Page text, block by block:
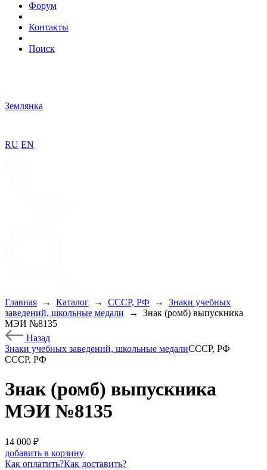
Форум
Контакты
Поиск
Землянка
RU EN
Главная → Каталог → СССР, РФ →
Знаки учебных
заведений, школьные медали
→
Знак (ромб) выпускника
МЭИ №8135
Назад
Знаки учебных заведений, школьные медалиСССР, РФ
СССР, РФ
Знак (ромб) выпускника
МЭИ №8135
14 000 ₽
добавить в корзину
Как оплатить?Как доставить?